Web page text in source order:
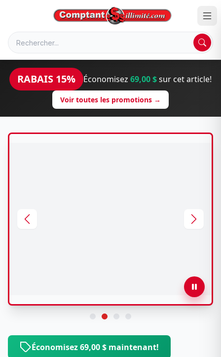
RABAIS 15% Économisez 69,00 $sur cet article!
Voir toutes les promotions →
Économisez 69,00 $ maintenant!